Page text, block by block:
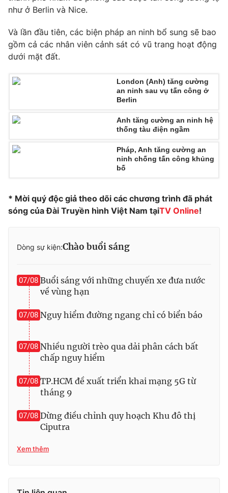
Phim VTV
Hậu trường
Nhân vật
Giải sao mai
Giải trí
Sao
Đời sống
Làm đẹp
Chất lượng cuộc sống
Giáo dục
Học trực tuyến
Công nghệ
Sản phẩm
Thị trường
Tư vấn
Lịch phát sóng
Emagazine Podcast
Photo Infographic
Video Shorts video
VTV Money VTV Thể thao
VTV Sức khoẻ
Thị trường 24h
Liên hệ tòa soạn
như ở Berlin và Nice.
Và lần đầu tiên, các biện pháp an ninh bổ sung sẽ bao
gồm cả các nhân viên cảnh sát có vũ trang hoạt động
dưới mặt đất.
London (Anh) tăng cường
an ninh sau vụ tấn công ở
Berlin
Anh tăng cường an ninh hệ
thống tàu điện ngầm
Pháp, Anh tăng cường an
ninh chống tấn công khủng
bố
* Mời quý độc giả theo dõi các chương trình đã phát
sóng của Đài Truyền hình Việt Nam tạiTV Online!
Dòng sự kiện:Chào buổi sáng
07/08 Buổi sáng với những chuyến xe đưa nước
về vùng hạn
07/08 Nguy hiểm đường ngang chỉ có biển báo
07/08 Nhiều người trèo qua dải phân cách bất
chấp nguy hiểm
07/08 TP.HCM đề xuất triển khai mạng 5G từ
tháng 9
07/08 Dừng điều chỉnh quy hoạch Khu đô thị
Ciputra
Xem thêm